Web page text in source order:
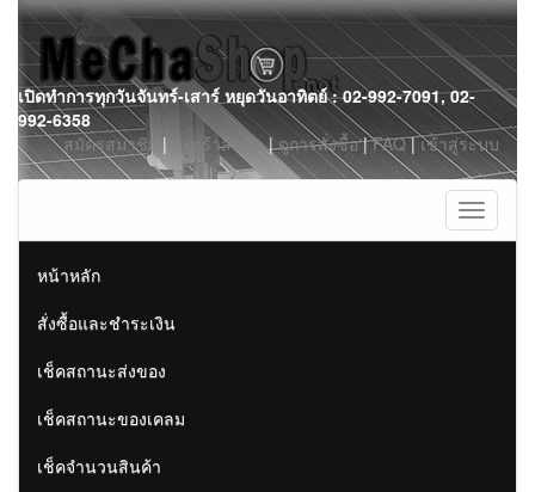
Skip
to
content
เปิดทำการทุกวันจันทร์-เสาร์ หยุดวันอาทิตย์ : 02-992-7091, 02-
992-6358
สมัครสมาชิก | ตะกร้าสินค้า|ดูการสั่งซื้อ|FAQ|เข้าสู่ระบบ
Toggle
หน้าหลัก
สั่งซื้อและชำระเงิน
เช็คสถานะส่งของ
เช็คสถานะของเคลม
เช็คจำนวนสินค้า